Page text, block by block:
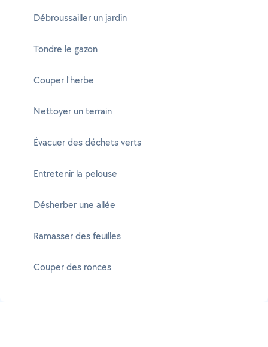
Débroussailler un jardin
Tondre le gazon
Couper l'herbe
Nettoyer un terrain
Évacuer des déchets verts
Entretenir la pelouse
Désherber une allée
Ramasser des feuilles
Couper des ronces